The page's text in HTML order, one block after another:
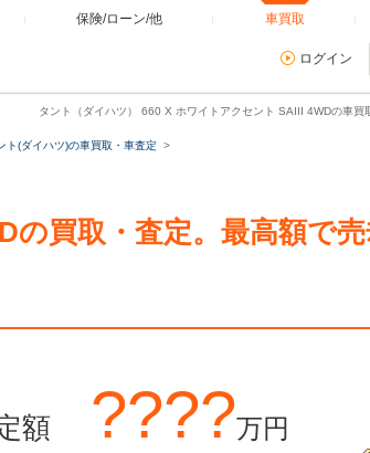
保険/ローン/他 車買取
ログイン
タント（ダイハツ） 660 X ホワイトアクセント SAIII 4WDの車買
ト(ダイハツ)の車買取・車査定
買取・査定。最高額で
額 ????万円